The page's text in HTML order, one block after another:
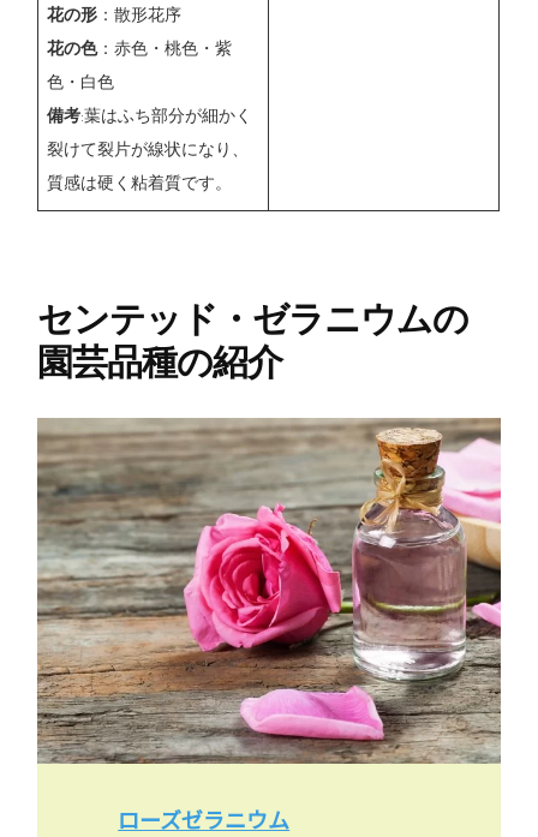
花の形 ：散形花序
花の色：赤色・桃色・紫
色・白色
備考:葉はふち部分が細かく
裂けて裂片が線状になり、
質感は硬く粘着質です。
センテッド・ゼラニウムの
園芸品種の紹介
ローズゼラニウム